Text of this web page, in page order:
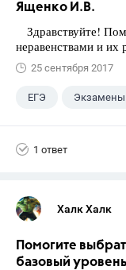
Ященко И.В.
Здравствуйте!
неравенствами и
25 сентября 2017
ЕГЭ Экзамены
1 ответ
Халк Халк
Помогите
базовый